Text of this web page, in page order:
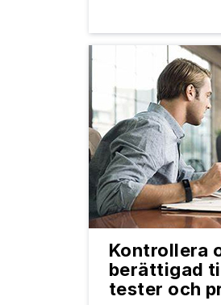
Kontrollera
berättigad
tester och